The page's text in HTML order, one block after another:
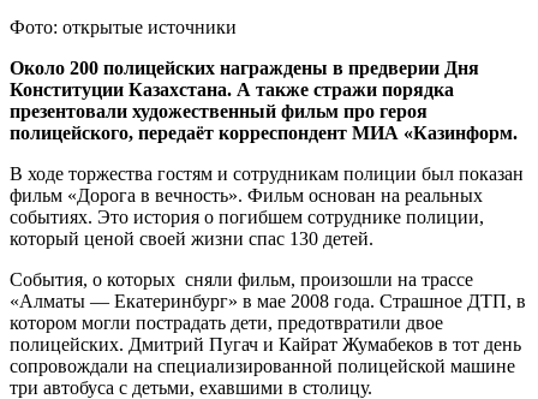
Фото: открытые источники
Около 200 полицейских награждены в предверии Дня
Конституции Казахстана. А также стражи порядка
презентовали художественный фильм про героя
полицейского, передаёт корреспондент МИА «Казинформ.
В ходе торжества гостям и сотрудникам полиции был показан
фильм «Дорога в вечность». Фильм основан на реальных
событиях. Это история о погибшем сотруднике полиции,
который ценой своей жизни спас 130 детей.
События, о которых сняли фильм, произошли на трассе
«Алматы — Екатеринбург» в мае 2008 года. Страшное ДТП, в
котором могли пострадать дети, предотвратили двое
полицейских. Дмитрий Пугач и Кайрат Жумабеков в тот день
сопровождали на специализированной полицейской машине
три автобуса с детьми, ехавшими в столицу.